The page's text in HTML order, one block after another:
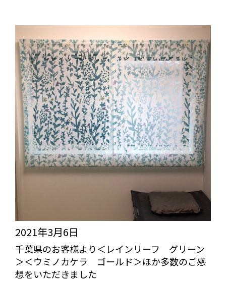
ー
ド
ト
リ
プ
ル
フ
リ
ル
の
ご
想
を
た
だ
き
ま
し
た
の
お
客
様
よ
り
＜
ト
ラ
デ
ィ
ツ
ア
＞
2021年3月6日
千葉県のお客様より＜レインリーフ グリーン
＞＜ウミノカケラ ゴールド＞ほか多数のご感
想をいただきました